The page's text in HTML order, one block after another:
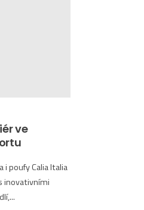
ve
i poufy Calia Italia
inovativními